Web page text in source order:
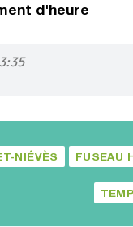
d'heure
NIÉVÈS FUSEAU